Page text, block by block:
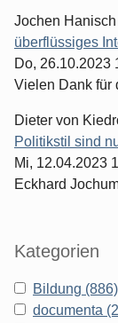
Jochen Hanisch
überflüssiges
Do, 26.10.2023
Vielen Dank für
Dieter von
Politikstil sind
Mi, 12.04.2023
Eckhard
Kategorien
Bildung (886)
documenta